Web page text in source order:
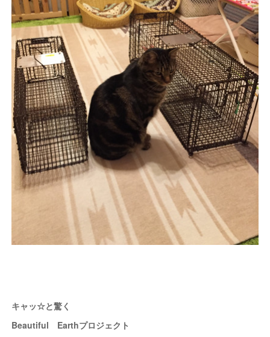
キャッ☆と驚く
Beautiful Earthプロジェクト